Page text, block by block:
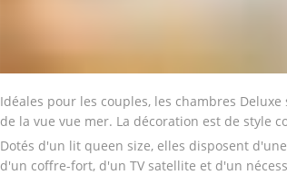
Idéales pour les couples, les chambres
de la vue vue mer. La décoration est de style
Dotés d'un lit queen size, elles disposent
d'un coffre-fort, d'un TV satellite et d'un